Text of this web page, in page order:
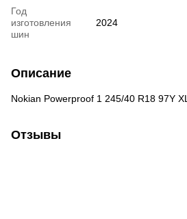
Год
изготовления
шин
2024
Описание
Nokian Powerproof 1 245/40 R18 97Y XL
Отзывы